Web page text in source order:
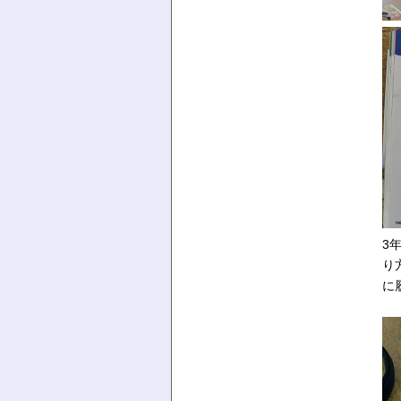
3
り
に